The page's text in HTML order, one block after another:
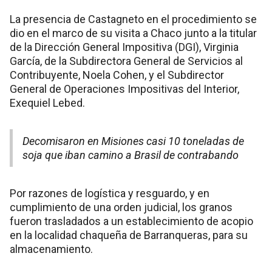
La presencia de Castagneto en el procedimiento se
dio en el marco de su visita a Chaco junto a la titular
de la Dirección General Impositiva (DGI), Virginia
García, de la Subdirectora General de Servicios al
Contribuyente, Noela Cohen, y el Subdirector
General de Operaciones Impositivas del Interior,
Exequiel Lebed.
Decomisaron en Misiones casi 10 toneladas de
soja que iban camino a Brasil de contrabando
Por razones de logística y resguardo, y en
cumplimiento de una orden judicial, los granos
fueron trasladados a un establecimiento de acopio
en la localidad chaqueña de Barranqueras, para su
almacenamiento.